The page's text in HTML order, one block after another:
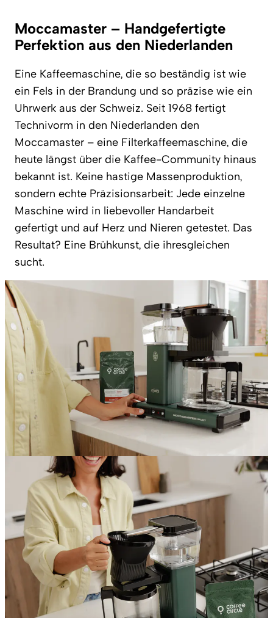
Moccamaster – Handgefertigte
Perfektion aus den Niederlanden
Eine Kaffeemaschine, die so beständig ist wie
ein Fels in der Brandung und so präzise wie ein
Uhrwerk aus der Schweiz. Seit 1968 fertigt
Technivorm in den Niederlanden den
Moccamaster – eine Filterkaffeemaschine, die
heute längst über die Kaffee-Community hinaus
bekannt ist. Keine hastige Massenproduktion,
sondern echte Präzisionsarbeit: Jede einzelne
Maschine wird in liebevoller Handarbeit
gefertigt und auf Herz und Nieren getestet. Das
Resultat? Eine Brühkunst, die ihresgleichen
sucht.